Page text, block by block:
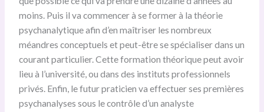
moins. Puis il va commencer à se former à la théorie
psychanalytique afin d’en maîtriser les nombreux
méandres conceptuels et peut-être se spécialiser dans un
courant particulier. Cette formation théorique peut avoir
lieu à l’université, ou dans des instituts professionnels
privés. Enfin, le futur praticien va effectuer ses premières
psychanalyses sous le contrôle d’un analyste